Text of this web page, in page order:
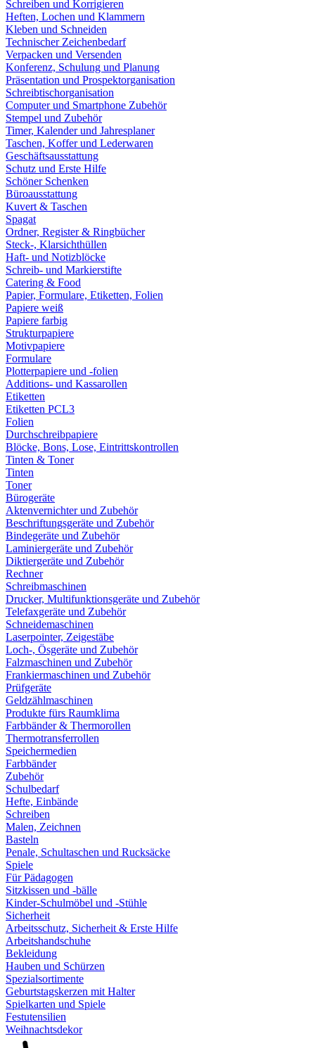
Schreiben und Korrigieren
Heften, Lochen und Klammern
Kleben und Schneiden
Technischer Zeichenbedarf
Verpacken und Versenden
Konferenz, Schulung und Planung
Präsentation und Prospektorganisation
Schreibtischorganisation
Computer und Smartphone Zubehör
Stempel und Zubehör
Timer, Kalender und Jahresplaner
Taschen, Koffer und Lederwaren
Geschäftsausstattung
Schutz und Erste Hilfe
Schöner Schenken
Büroausstattung
Kuvert & Taschen
Spagat
Ordner, Register & Ringbücher
Steck-, Klarsichthüllen
Haft- und Notizblöcke
Schreib- und Markierstifte
Catering & Food
Papier, Formulare, Etiketten, Folien
Papiere weiß
Papiere farbig
Strukturpapiere
Motivpapiere
Formulare
Plotterpapiere und -folien
Additions- und Kassarollen
Etiketten
Etiketten PCL3
Folien
Durchschreibpapiere
Blöcke, Bons, Lose, Eintrittskontrollen
Tinten & Toner
Tinten
Toner
Bürogeräte
Aktenvernichter und Zubehör
Beschriftungsgeräte und Zubehör
Bindegeräte und Zubehör
Laminiergeräte und Zubehör
Diktiergeräte und Zubehör
Rechner
Schreibmaschinen
Drucker, Multifunktionsgeräte und Zubehör
Telefaxgeräte und Zubehör
Schneidemaschinen
Laserpointer, Zeigestäbe
Loch-, Ösgeräte und Zubehör
Falzmaschinen und Zubehör
Frankiermaschinen und Zubehör
Prüfgeräte
Geldzählmaschinen
Produkte fürs Raumklima
Farbbänder & Thermorollen
Thermotransferrollen
Speichermedien
Farbbänder
Zubehör
Schulbedarf
Hefte, Einbände
Schreiben
Malen, Zeichnen
Basteln
Penale, Schultaschen und Rucksäcke
Spiele
Für Pädagogen
Sitzkissen und -bälle
Kinder-Schulmöbel und -Stühle
Sicherheit
Arbeitsschutz, Sicherheit & Erste Hilfe
Arbeitshandschuhe
Bekleidung
Hauben und Schürzen
Spezialsortimente
Geburtstagskerzen mit Halter
Spielkarten und Spiele
Festutensilien
Weihnachtsdekor